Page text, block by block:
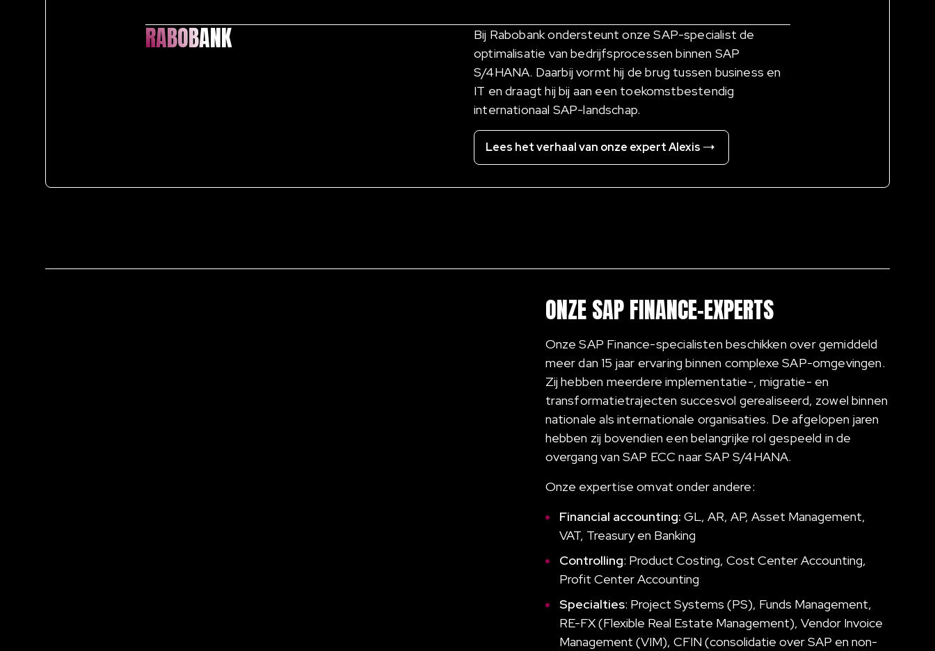
RABOBANK
Bij Rabobank ondersteunt onze SAP-specialist de
optimalisatie van bedrijfsprocessen binnen SAP
S/4HANA. Daarbij vormt hij de brug tussen business en
IT en draagt hij bij aan een toekomstbestendig
internationaal SAP-landschap.
Lees het verhaal van onze expert Alexis
ONZE SAP FINANCE-EXPERTS
Onze SAP Finance-specialisten beschikken over gemiddeld
meer dan 15 jaar ervaring binnen complexe SAP-omgevingen.
Zij hebben meerdere implementatie-, migratie- en
transformatietrajecten succesvol gerealiseerd, zowel binnen
nationale als internationale organisaties. De afgelopen jaren
hebben zij bovendien een belangrijke rol gespeeld in de
overgang van SAP ECC naar SAP S/4HANA.
Onze expertise omvat onder andere:
Financial accounting: GL, AR, AP, Asset Management,
VAT, Treasury en Banking
Controlling: Product Costing, Cost Center Accounting,
Profit Center Accounting
Specialties: Project Systems (PS), Funds Management,
RE-FX (Flexible Real Estate Management), Vendor Invoice
Management (VIM), CFIN (consolidatie over SAP en non-